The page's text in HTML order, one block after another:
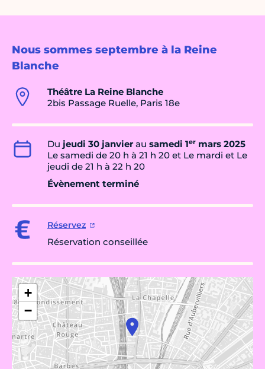
Nous sommes septembre à la Reine
Blanche
Théâtre La Reine Blanche
2bis Passage Ruelle, Paris 18e
Du jeudi 30 janvierau samedi 1er mars 2025
Le samedi de 20 h à 21 h 20 et Le mardi et Le
jeudi de 21 h à 22 h 20
Évènement terminé
Réservez
Réservation conseillée
+
−